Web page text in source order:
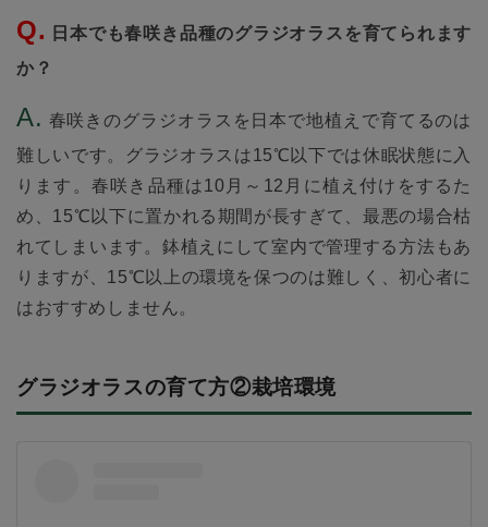
日本でも春咲き品種のグラジオラスを育てられます
か？
春咲きのグラジオラスを日本で地植えで育てるのは
難しいです。グラジオラスは15℃以下では休眠状態に入
ります。春咲き品種は10月～12月に植え付けをするた
め、15℃以下に置かれる期間が長すぎて、最悪の場合枯
れてしまいます。鉢植えにして室内で管理する方法もあ
りますが、15℃以上の環境を保つのは難しく、初心者に
はおすすめしません。
グラジオラスの育て方②栽培環境